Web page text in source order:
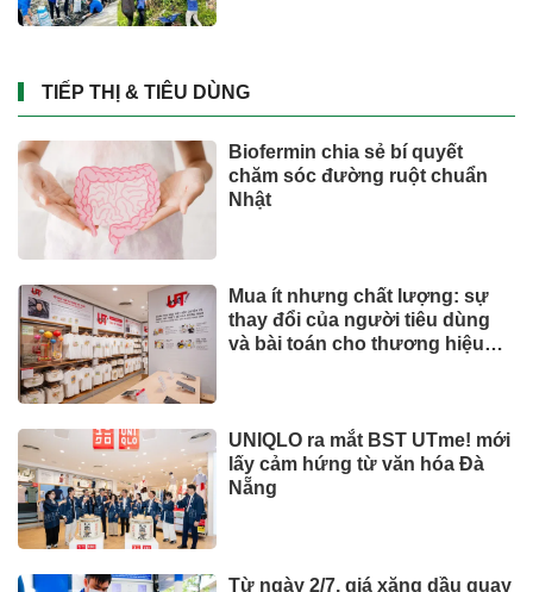
Phú Quý, Bảo Tín Mạnh Hải thế
nào?
Chứng khoán
Mỹ đánh giá rau "tốt bậc nhất
thế giới", người Việt ăn thường
xuyên mà không hay
Ông Đoàn Văn Hiểu Em đăng
ký mua thêm DMX ngay khi cổ
phiếu lên sàn